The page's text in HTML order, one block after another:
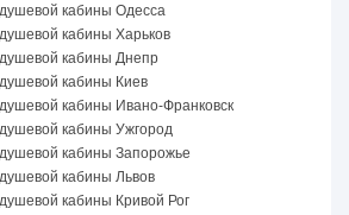
кабины Одесса
кабины Харьков
кабины Днепр
кабины Киев
кабины Ивано-Франковск
кабины Ужгород
кабины Запорожье
кабины Львов
кабины Кривой Рог